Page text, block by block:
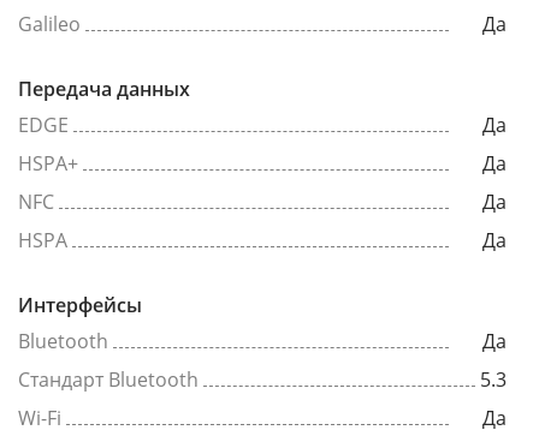
Galileo
Да
Передача данных
EDGE
Да
HSPA+
Да
NFC
Да
HSPA
Да
Интерфейсы
Bluetooth
Да
Стандарт Bluetooth
5.3
Wi-Fi
Да